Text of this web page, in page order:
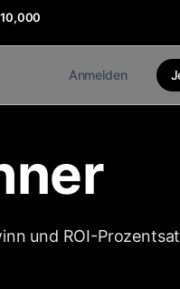
Anmelden
und ROI-